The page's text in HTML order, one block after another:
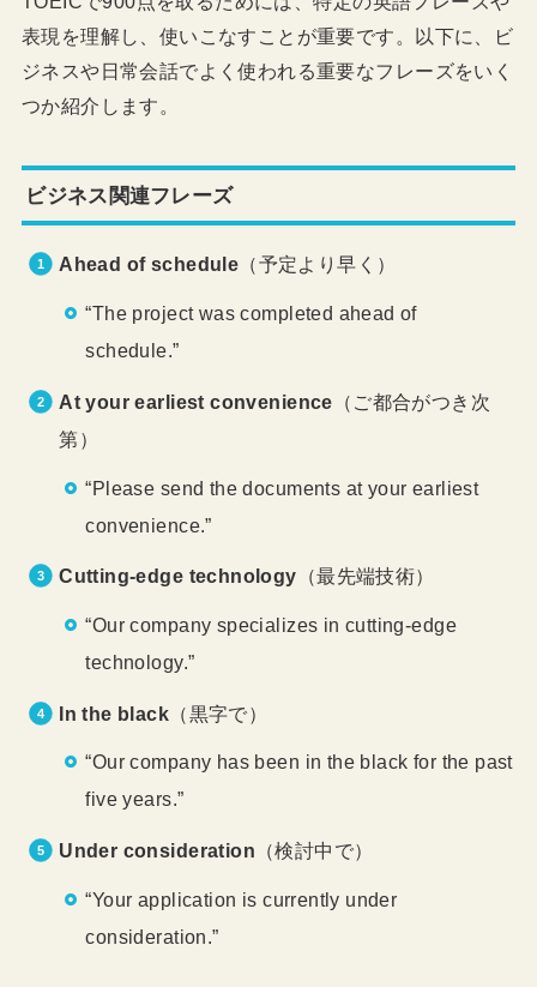
表現を理解し、使いこなすことが重要です。以下に、ビ
ジネスや日常会話でよく使われる重要なフレーズをいく
つか紹介します。
ビジネス関連フレーズ
Ahead of schedule （予定より早く）
“The project was completed ahead of
schedule.”
At your earliest convenience （ご都合がつき次
第）
“Please send the documents at your earliest
convenience.”
Cutting-edge technology （最先端技術）
“Our company specializes in cutting-edge
technology.”
In the black （黒字で）
“Our company has been in the black for the past
five years.”
Under consideration （検討中で）
“Your application is currently under
consideration.”